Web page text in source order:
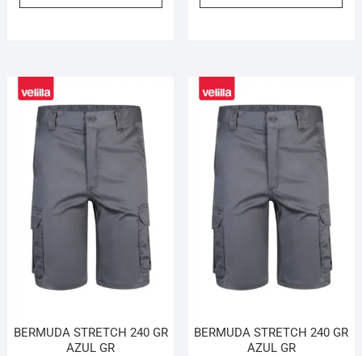
BERMUDA STRETCH 240 GR
AZUL GR
BERMUDA STRETCH 240 GR
AZUL GR